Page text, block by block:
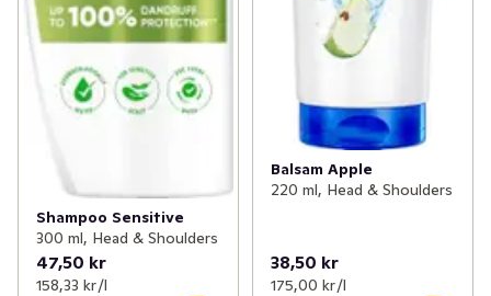
Shampoo Sensitive
300 ml, Head & Shoulders
47,50 kr
158,33 kr /l
Balsam Apple
220 ml, Head & Shoulders
38,50 kr
175,00 kr /l